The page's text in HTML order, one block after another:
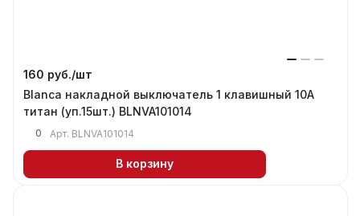
160 руб./шт
Blanca накладной выключатель 1 клавишный 10А
титан (уп.15шт.) BLNVA101014
0 Арт. BLNVA101014
В корзину